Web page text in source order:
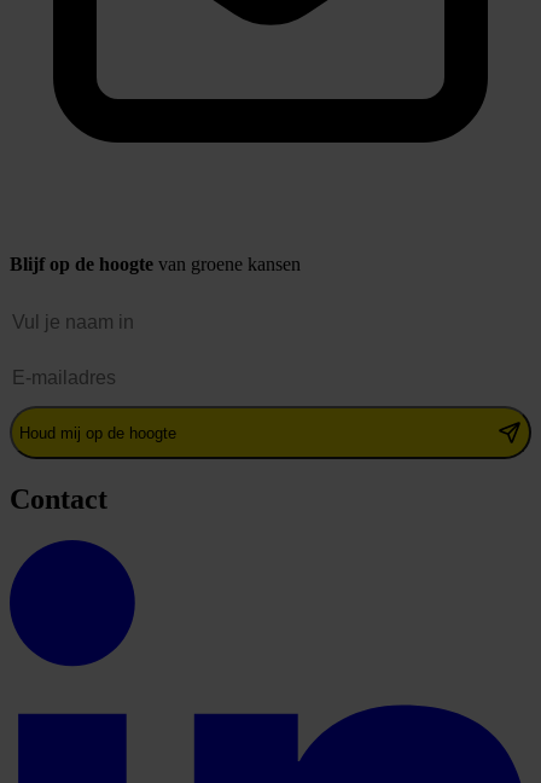
Blijf op de hoogte van groene kansen
Houd mij op de hoogte
Contact